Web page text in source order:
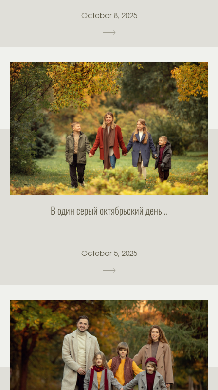
October 8, 2025
В один серый октябрьский день…
October 5, 2025